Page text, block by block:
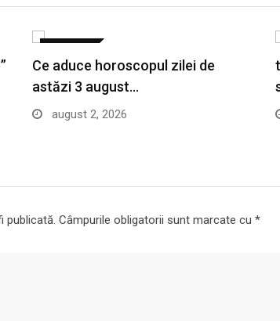
Ce aduce horoscopul zilei de
astăzi 3 august…
august 2, 2026
publicată. Câmpurile obligatorii sunt marcate cu *